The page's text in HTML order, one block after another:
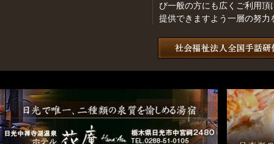
び一般の方にも広くご利用
提供できますよう一層の努